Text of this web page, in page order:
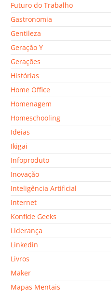
Futuro do Trabalho
Gastronomia
Gentileza
Geração Y
Gerações
Histórias
Home Office
Homenagem
Homeschooling
Ideias
Ikigai
Infoproduto
Inovação
Inteligência Artificial
Internet
Konfide Geeks
Liderança
Linkedin
Livros
Maker
Mapas Mentais